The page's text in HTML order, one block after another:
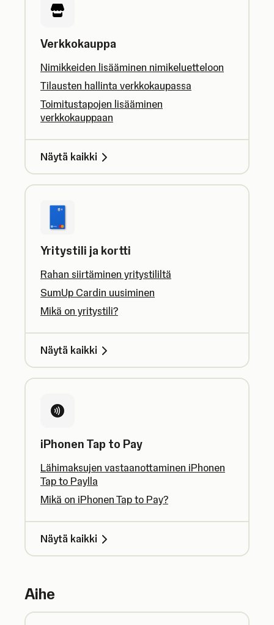
Verkkokauppa
Nimikkeiden lisääminen nimikeluetteloon
Tilausten hallinta verkkokaupassa
Toimitustapojen lisääminen
verkkokauppaan
Näytä kaikki
Yritystili ja kortti
Rahan siirtäminen yritystililtä
SumUp Cardin uusiminen
Mikä on yritystili?
Näytä kaikki
iPhonen Tap to Pay
Lähimaksujen vastaanottaminen iPhonen
Tap to Paylla
Mikä on iPhonen Tap to Pay?
Näytä kaikki
Aihe